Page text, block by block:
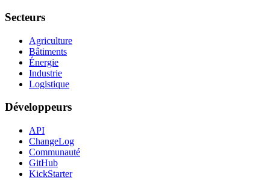
Secteurs
Agriculture
Bâtiments
Énergie
Industrie
Logistique
Développeurs
API
ChangeLog
Communauté
GitHub
KickStarter